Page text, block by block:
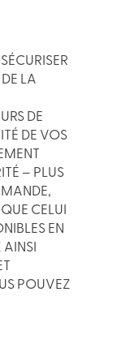
LA
DE
DE VOS
– PLUS
CELUI
EN
AINSI
POUVEZ